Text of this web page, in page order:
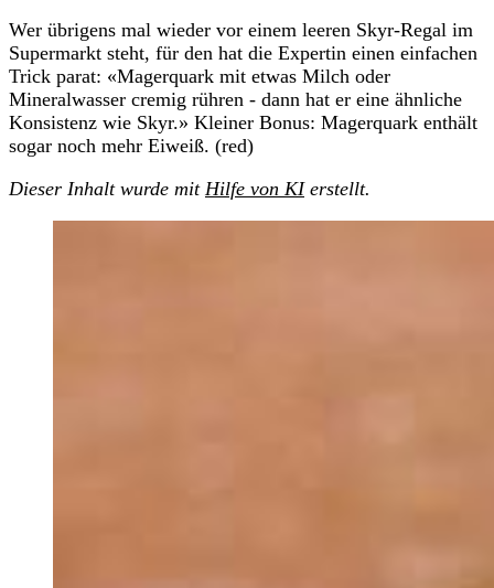
Wer übrigens mal wieder vor einem leeren Skyr-Regal im
Supermarkt steht, für den hat die Expertin einen einfachen
Trick parat: «Magerquark mit etwas Milch oder
Mineralwasser cremig rühren - dann hat er eine ähnliche
Konsistenz wie Skyr.» Kleiner Bonus: Magerquark enthält
sogar noch mehr Eiweiß. (red)
Dieser Inhalt wurde mit Hilfe von KIerstellt.